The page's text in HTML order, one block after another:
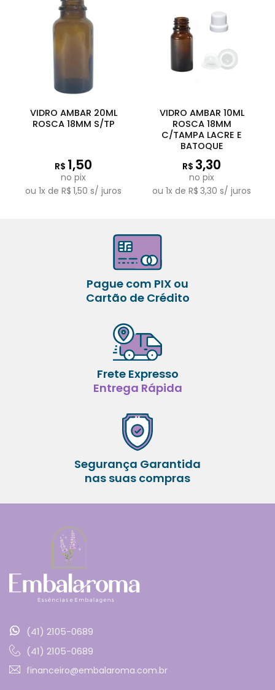
VIDRO AMBAR 20ML
ROSCA 18MM S/TP
R$ 1,50
no pix
ou 1x de R$ 1,50 s/ juros
VIDRO AMBAR 10ML
ROSCA 18MM
C/TAMPA LACRE E
BATOQUE
R$ 3,30
no pix
ou 1x de R$ 3,30 s/ juros
Pague com PIX ou
Cartão de Crédito
Frete Expresso
Entrega Rápida
Segurança Garantida
nas suas compras
(41) 2105-0689
(41) 2105-0689
financeiro@embalaroma.com.br